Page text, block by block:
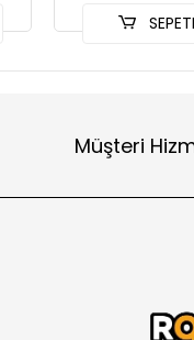
Müşteri